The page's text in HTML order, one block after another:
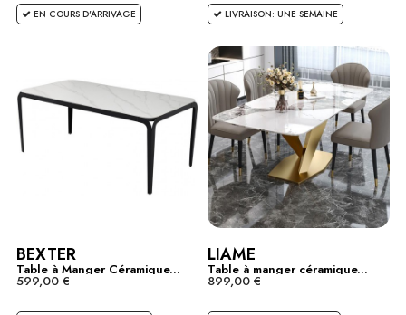
EN COURS D'ARRIVAGE LIVRAISON: UNE SEMAINE
BEXTER
Table à Manger Céramique...
599,00 €
LIAME
Table à manger céramique...
899,00 €